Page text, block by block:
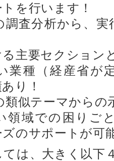
を行います！
調査分析から、
主要セクション
業種（経産省が
り！
似テーマからの
領域での困りご
のサポートが可
は、大きく以下